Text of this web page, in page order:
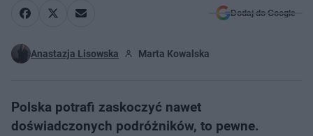
Dodaj do Google
Anastazja Lisowska Marta Kowalska
Polska potrafi zaskoczyć nawet
doświadczonych podróżników, to pewne.